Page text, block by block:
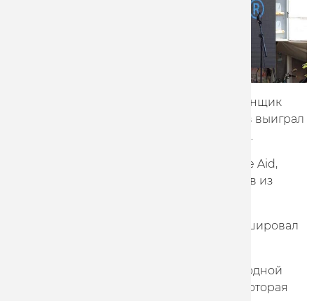
На многодневной гонке "Тур Мерсина" гонщик
команды Marathon-Tula Максим Пискунов выиграл
заключительный этап, победив в спринте.
Вторым стал немец Аарон Гроссер из Bike Aid,
третьим финишировал Роман Василенков из
На втором этапе этой гонки в топ-5 финишировал
Уже 1 мая команда стартует на мжедународной
веломногодневке "Пять колец Москвы", которая